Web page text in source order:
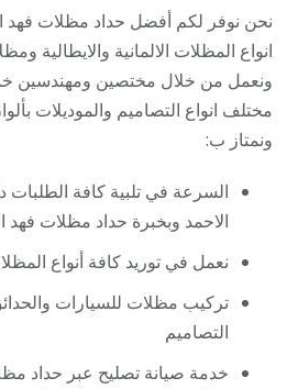
نحن نوفر لكم أفضل حداد مظلات فهد
انواع المظلات الالمانية والايطالية
ونعمل من خلال مختصين ومهندسين
مختلف انواع التصاميم والموديلات
ونمتاز ب:
السرعة في تلبية كافة
الاحمد وبخبرة حداد مظلات فهد
نعمل في توريد كافة أنواع
تركيب مظلات للسيارات
التصاميم
خدمة صيانة تصليح عبر حداد